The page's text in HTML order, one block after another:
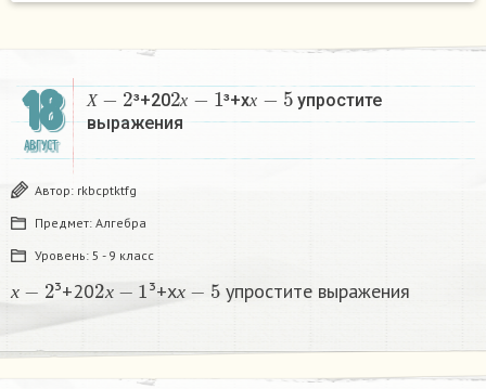
18
АВГУСТ
Х
Х−2
³+20 х
2х−1
³+хх
х −5
упростите
выражения
Автор: rkbcptktfg
Предмет: Алгебра
Уровень: 5 - 9 класс
х ³+20 х
2 ³+хх упростите выражения